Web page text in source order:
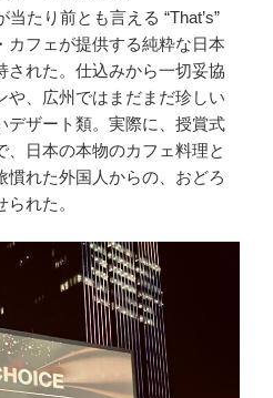
たり前とも言える “That’s”
カフェが提供する純粋な日本
された。仕込みから一切妥協
や、広州ではまだまだ珍しい
デザート類。実際に、授賞式
日本の本物のカフェ料理と
慣れた外国人からの、おどろ
れた。